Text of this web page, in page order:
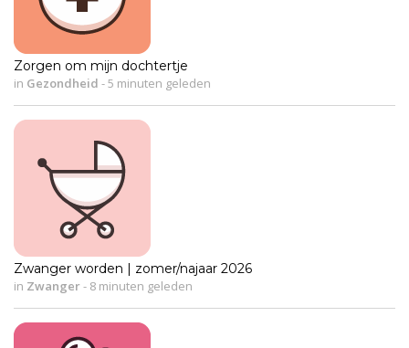
Zorgen om mijn dochtertje
in Gezondheid -5 minuten geleden
Zwanger worden | zomer/najaar 2026
in Zwanger- 8 minuten geleden